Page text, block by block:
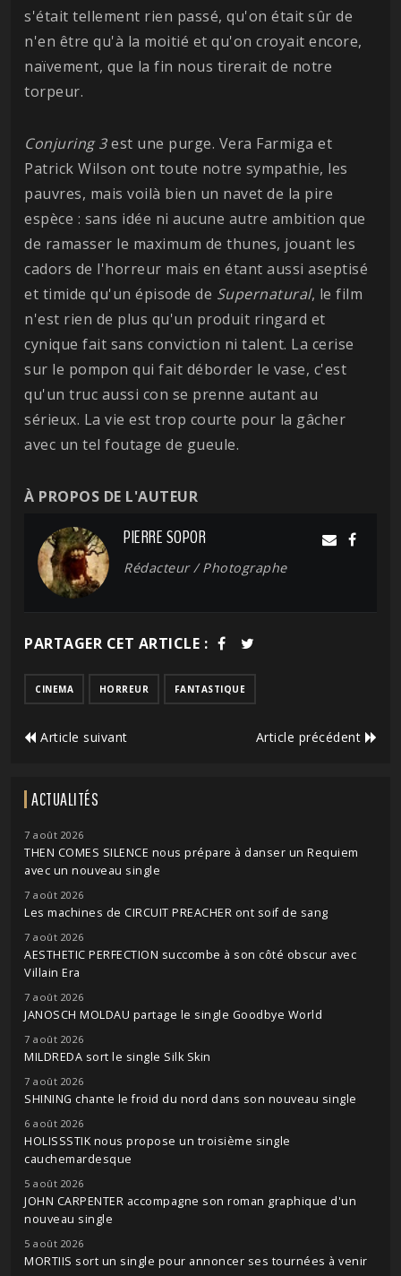
s'était tellement rien passé, qu'on était sûr de
n'en être qu'à la moitié et qu'on croyait encore,
naïvement, que la fin nous tirerait de notre
torpeur.
Conjuring 3est une purge. Vera Farmiga et
Patrick Wilson ont toute notre sympathie, les
pauvres, mais voilà bien un navet de la pire
espèce : sans idée ni aucune autre ambition que
de ramasser le maximum de thunes, jouant les
cadors de l'horreur mais en étant aussi aseptisé
et timide qu'un épisode de Supernatural, le film
n'est rien de plus qu'un produit ringard et
cynique fait sans conviction ni talent. La cerise
sur le pompon qui fait déborder le vase, c'est
qu'un truc aussi con se prenne autant au
sérieux. La vie est trop courte pour la gâcher
avec un tel foutage de gueule.
À PROPOS DE L'AUTEUR
PIERRE SOPOR
Rédacteur / Photographe
PARTAGER CET ARTICLE :
CINEMA HORREUR FANTASTIQUE
Article suivant Article précédent
ACTUALITÉS
7 août 2026
THEN COMES SILENCE nous prépare à danser un Requiem
avec un nouveau single
7 août 2026
Les machines de CIRCUIT PREACHER ont soif de sang
7 août 2026
AESTHETIC PERFECTION succombe à son côté obscur avec
Villain Era
7 août 2026
JANOSCH MOLDAU partage le single Goodbye World
7 août 2026
MILDREDA sort le single Silk Skin
7 août 2026
SHINING chante le froid du nord dans son nouveau single
6 août 2026
HOLISSSTIK nous propose un troisième single
cauchemardesque
5 août 2026
JOHN CARPENTER accompagne son roman graphique d'un
nouveau single
5 août 2026
MORTIIS sort un single pour annoncer ses tournées à venir